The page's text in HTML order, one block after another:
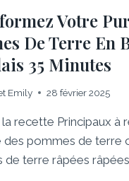
Votre
De Terre En
35 Minutes
Emily 28 février 2025
recette Principaux à
des pommes de terre
de terre râpées